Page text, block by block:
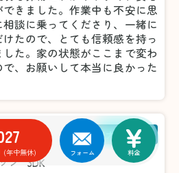
きました。作業中も不安に思
談に乗ってくださり、一緒に
たので、とても信頼感を持っ
た。家の状態がここまで変わ
、お願いして本当に良かった
ク 3DK
粗大ゴミ回収
(年中無休) フォーム 料金